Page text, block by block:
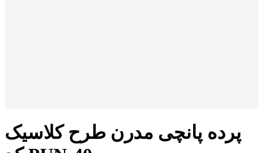
پرده پانچی مدرن طرح کلاسیک